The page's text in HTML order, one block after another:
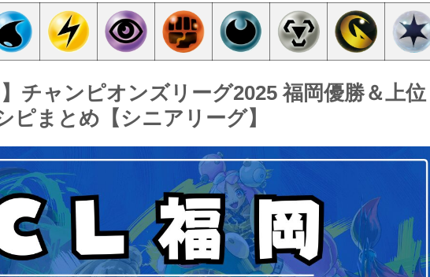
】チャンピオンズリーグ2025 福岡優勝＆上位
ピまとめ【シニアリーグ】